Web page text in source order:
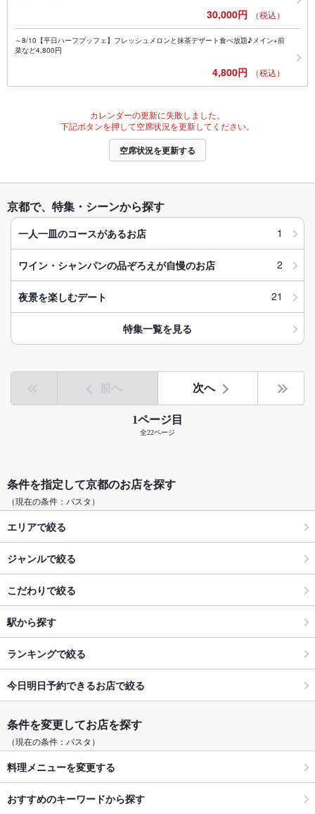
30,000円 （税込）
～8/10【平日ハーフブッフェ】フレッシュメロンと抹茶デザート食べ放題♪メイン+前
菜など4,800円
4,800円 （税込）
カレンダーの更新に失敗しました。
下記ボタンを押して空席状況を更新してください。
空席状況を更新する
京都で、特集・シーンから探す
一人一皿のコースがあるお店 1
ワイン・シャンパンの品ぞろえが自慢のお店 2
夜景を楽しむデート 21
特集一覧を見る
前へ 次へ
1ページ目
全22ページ
条件を指定して京都のお店を探す
（現在の条件：パスタ）
エリアで絞る
ジャンルで絞る
こだわりで絞る
駅から探す
ランキングで絞る
今日明日予約できるお店で絞る
条件を変更してお店を探す
（現在の条件：パスタ）
料理メニューを変更する
おすすめのキーワードから探す